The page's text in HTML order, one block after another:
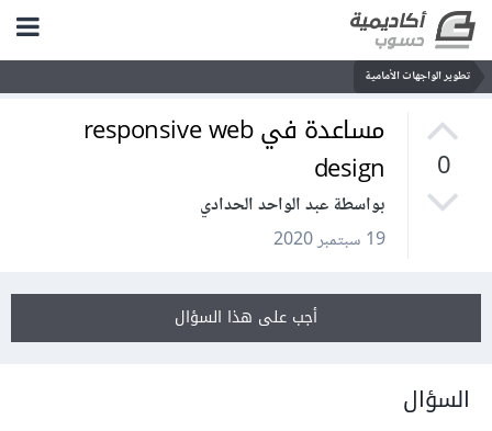
تطوير الواجهات الأمامية
0
مساعدة في responsive web
design
بواسطة عبد الواحد الحدادي
19 سبتمبر 2020
أجب على هذا السؤال
السؤال